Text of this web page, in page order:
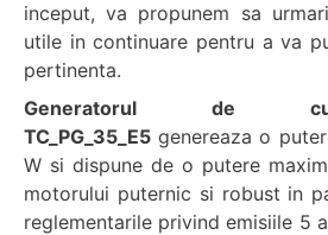
inceput, va propunem sa
utile in continuare pentru a va
pertinenta.
Generatorul de
TC_PG_35_E5 genereaza o
W si dispune de o putere
motorului puternic si robust in
reglementarile privind emisiile 5